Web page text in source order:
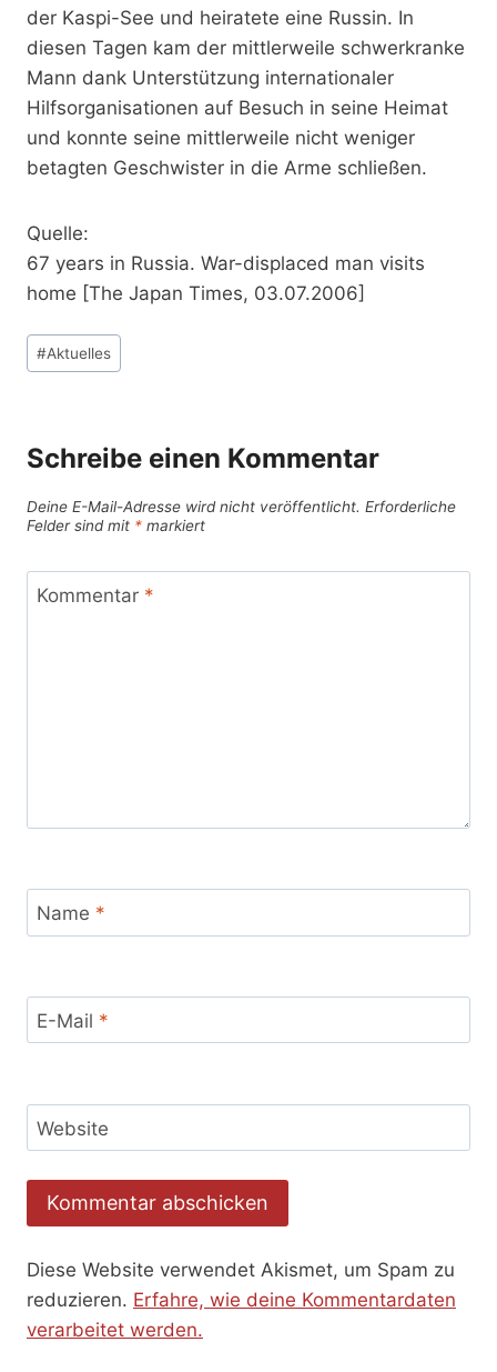
der Kaspi-See und heiratete eine Russin. In
diesen Tagen kam der mittlerweile schwerkranke
Mann dank Unterstützung internationaler
Hilfsorganisationen auf Besuch in seine Heimat
und konnte seine mittlerweile nicht weniger
betagten Geschwister in die Arme schließen.
Quelle:
67 years in Russia. War-displaced man visits
home [The Japan Times, 03.07.2006]
Schlagworte:
#Aktuelles
Schreibe einen Kommentar
Deine E-Mail-Adresse wird nicht veröffentlicht. Erforderliche
Felder sind mit * markiert
Kommentar *
Name *
E-Mail *
Website
Diese Website verwendet Akismet, um Spam zu
reduzieren. Erfahre, wie deine Kommentardaten
verarbeitet werden.